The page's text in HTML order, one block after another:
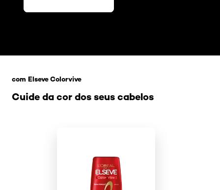
Cuide da cor dos seus cabelos
com Elseve Colorvive